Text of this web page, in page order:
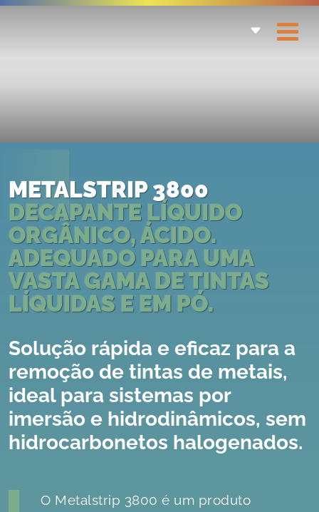
METALSTRIP 3800
DECAPANTE LÍQUIDO
ORGÂNICO, ÁCIDO.
ADEQUADO PARA UMA
VASTA GAMA DE TINTAS
LÍQUIDAS E EM PÓ.
Solução rápida e eficaz para a
remoção de tintas de metais,
ideal para sistemas por
imersão e hidrodinâmicos, sem
hidrocarbonetos halogenados.
O Metalstrip 3800 é um produto